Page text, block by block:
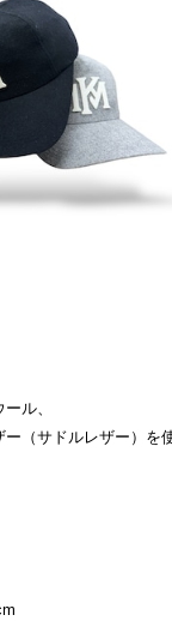
ル、
（サドルレザー）を